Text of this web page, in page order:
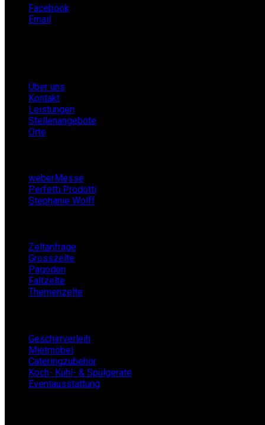
Facebook
Email
Über uns
Kontakt
Leistungen
Stellenangebote
Orte
weberMesse
Perfetti Prodotti
Stephanie Wolff
Zeltanfrage
Grosszelte
Pagoden
Faltzelte
Themenzelte
Geschirrverleih
Mietmöbel
Cateringzubehör
Koch- Kühl- & Spülgeräte
Eventausstattung